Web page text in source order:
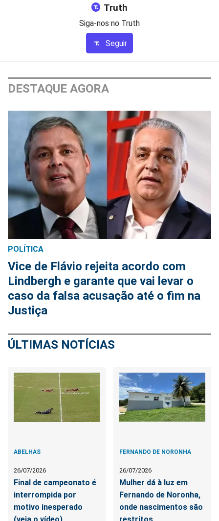
Truth
Siga-nos no Truth
Seguir
DESTAQUE AGORA
POLÍTICA
Vice de Flávio rejeita acordo com
Lindbergh e garante que vai levar o
caso da falsa acusação até o fim na
Justiça
ÚLTIMAS NOTÍCIAS
ABELHAS
26/07/2026
Final de campeonato é
interrompida por
motivo inesperado
(veja o vídeo)
FERNANDO DE NORONHA
26/07/2026
Mulher dá à luz em
Fernando de Noronha,
onde nascimentos são
restritos